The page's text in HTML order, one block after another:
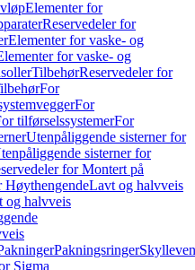
Elementer for
Reservedeler for
Elementer for vaske- og
for vaske- og
TilbehørReservedeler for
For
For
tilførselssystemerFor
Utenpåliggende sisterner for
sisterner for
for Montert på
HøythengendeLavt og halvveis
og halvveis
Pakningsringer
Sigma